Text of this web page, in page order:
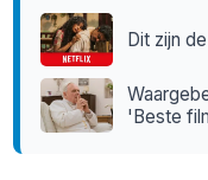
Dit zijn
'Beste